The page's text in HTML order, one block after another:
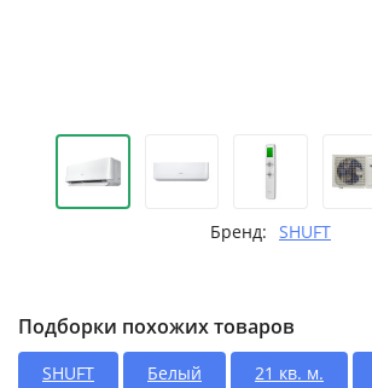
Бренд: SHUFT
Подборки похожих товаров
SHUFT Белый 21 кв. м.